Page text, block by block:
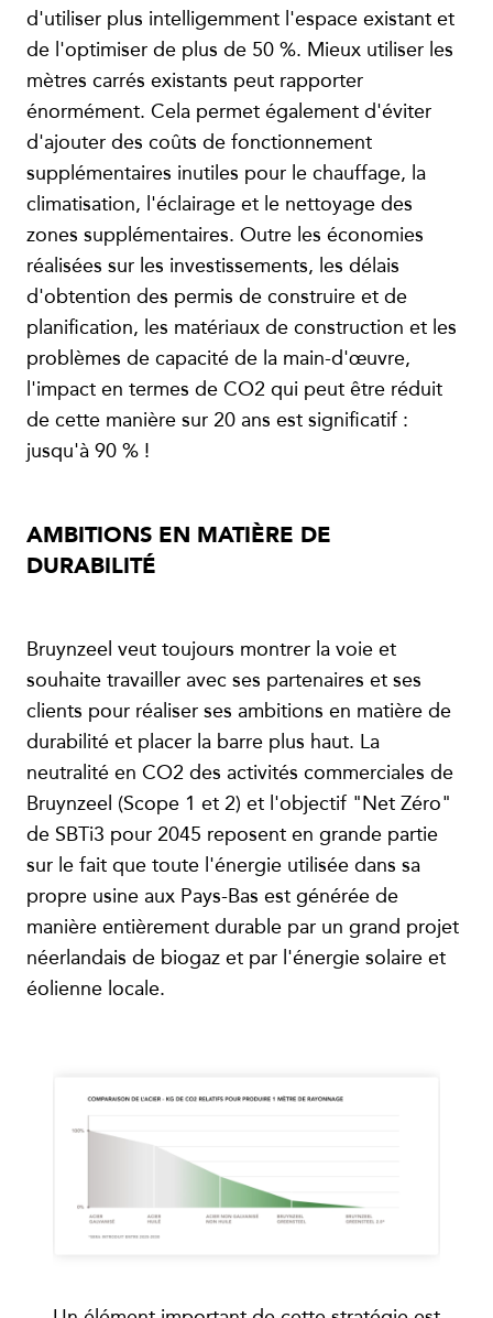
d'utiliser plus intelligemment l'espace existant et
de l'optimiser de plus de 50 %. Mieux utiliser les
mètres carrés existants peut rapporter
énormément. Cela permet également d'éviter
d'ajouter des coûts de fonctionnement
supplémentaires inutiles pour le chauffage, la
climatisation, l'éclairage et le nettoyage des
zones supplémentaires. Outre les économies
réalisées sur les investissements, les délais
d'obtention des permis de construire et de
planification, les matériaux de construction et les
problèmes de capacité de la main-d'œuvre,
l'impact en termes de CO2 qui peut être réduit
de cette manière sur 20 ans est significatif :
jusqu'à 90 % !
AMBITIONS EN MATIÈRE DE
DURABILITÉ
Bruynzeel veut toujours montrer la voie et
souhaite travailler avec ses partenaires et ses
clients pour réaliser ses ambitions en matière de
durabilité et placer la barre plus haut. La
neutralité en CO2 des activités commerciales de
Bruynzeel (Scope 1 et 2) et l'objectif "Net Zéro"
de SBTi3 pour 2045 reposent en grande partie
sur le fait que toute l'énergie utilisée dans sa
propre usine aux Pays-Bas est générée de
manière entièrement durable par un grand projet
néerlandais de biogaz et par l'énergie solaire et
éolienne locale.